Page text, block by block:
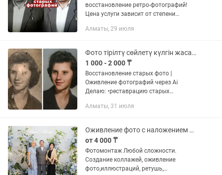
восстановление ретро-фотографий!
Цена услуги зависит от степени
5000 тенге. Если у вас есть старые
снова...
Алматы, 29 июля
Фото тірілтү сөйлетү күлгін жасау/Оживление фотографий и реставрация
1 000 - 2 000 ₸
Восстановление старых фото |
Оживление фотографий через Ai
Делаю: •реставрацию старых
изображения •окрашивание чёрно-
(видео из...
Алматы, 31 июля
Оживление фото с наложением музыки.реставрация старых фотографий
от 4 000 ₸
Фотомонтаж Любой сложности.
Создание коллажей, оживление
фото,иллюстраций, ретушь,